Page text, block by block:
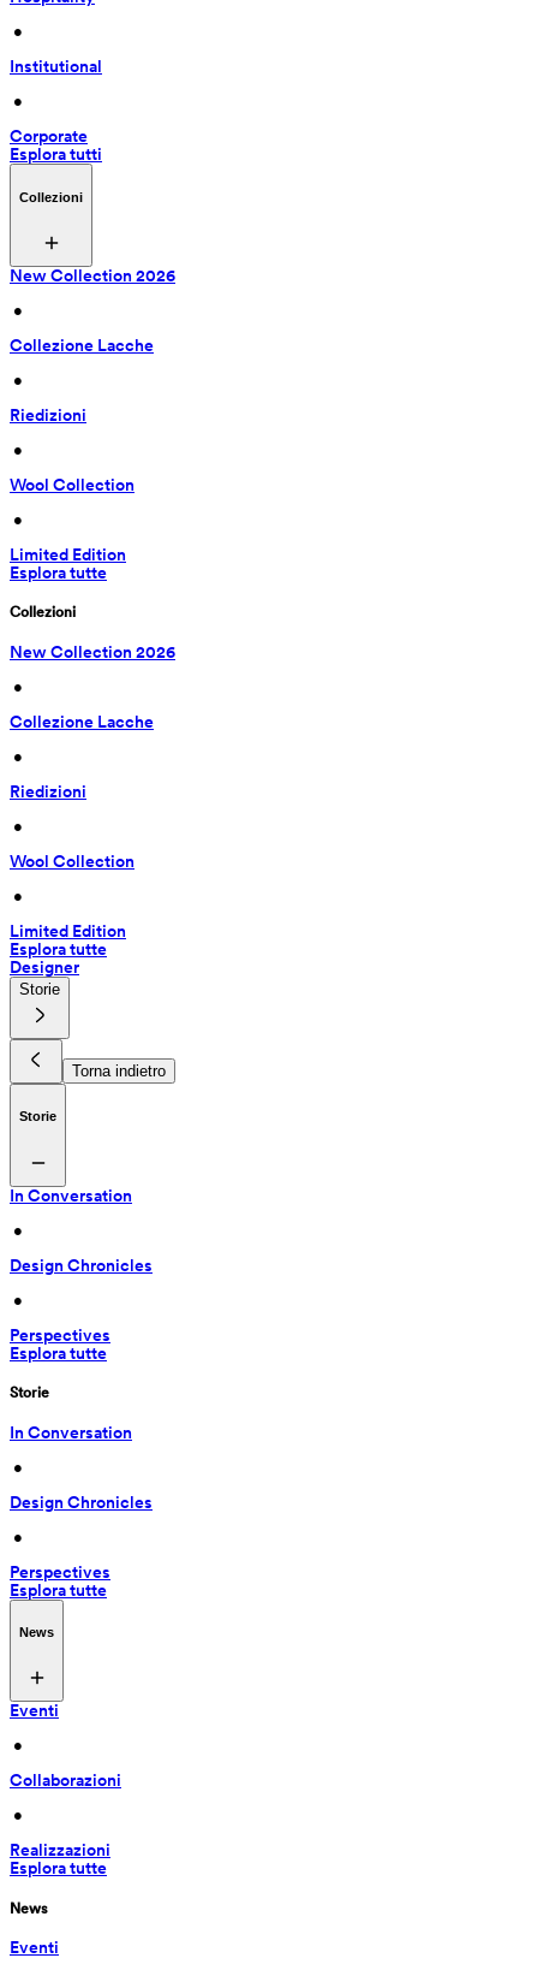
•
Institutional
•
Corporate
Esplora tutti
Collezioni
New Collection 2026
•
Collezione Lacche
•
Riedizioni
•
Wool Collection
•
Limited Edition
Esplora tutte
Collezioni
New Collection 2026
•
Collezione Lacche
•
Riedizioni
•
Wool Collection
•
Limited Edition
Esplora tutte
Designer
Storie
Torna indietro
Storie
In Conversation
•
Design Chronicles
•
Perspectives
Esplora tutte
Storie
In Conversation
•
Design Chronicles
•
Perspectives
Esplora tutte
News
Eventi
•
Collaborazioni
•
Realizzazioni
Esplora tutte
News
Eventi